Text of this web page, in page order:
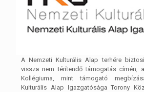
A Nemzeti Kulturális Alap terhére
vissza nem térítendő támogatás címén,
Kollégiuma, mint támogató
Kulturális Alap Igazgatósága Torony